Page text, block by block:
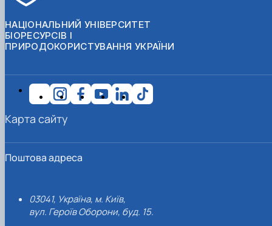
НАЦІОНАЛЬНИЙ УНІВЕРСИТЕТ
БІОРЕСУРСІВ І
ПРИРОДОКОРИСТУВАННЯ УКРАЇНИ
Поштова адреса
03041, Україна, м. Київ,
вул. Героїв Оборони, буд. 15.
Карта сайту